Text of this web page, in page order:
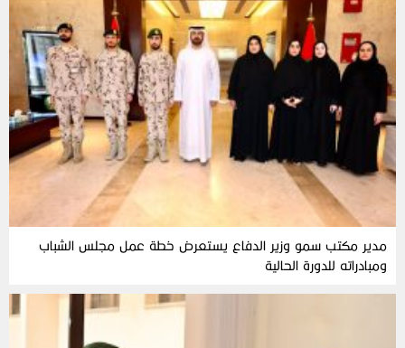
مدير مكتب سمو وزير الدفاع يستعرض خطة عمل مجلس الشباب
ومبادراته للدورة الحالية